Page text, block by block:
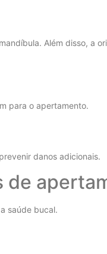
Além disso, a
para o apertamento.
danos adicionais.
de
saúde bucal.